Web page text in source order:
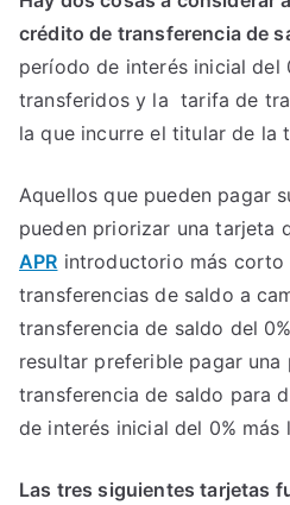
crédito de transferencia de
período de interés inicial del
transferidos y la tarifa de
la que incurre el titular de la
Aquellos que pueden pagar
pueden priorizar una tarjeta
APR introductorio más corto
transferencias de saldo a
transferencia de saldo del
resultar preferible pagar una
transferencia de saldo para
de interés inicial del 0% más
Las tres siguientes tarjetas